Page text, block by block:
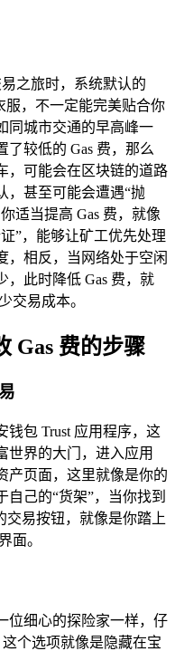
之旅时，系统默认的
服，不一定能完美贴合你
同城市交通的早高峰一
较低的 Gas 费，那么
，可能会在区块链的道路
，甚至可能会遭遇“抛
适当提高 Gas 费，就像
”，能够让矿工优先处理
，相反，当网络处于空闲
，此时降低 Gas 费，就
交易成本。
Gas 费的步骤
钱包 Trust 应用程序，这
世界的大门，进入应用
产页面，这里就像是你的
己的“货架”，当你找到
交易按钮，就像是你踏上
面。
位细心的探险家一样，仔
这个选项就像是隐藏在宝